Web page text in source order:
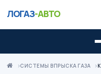
ЛОГАЗ-АВТО
СИСТЕМЫ ВПРЫСКА ГАЗА